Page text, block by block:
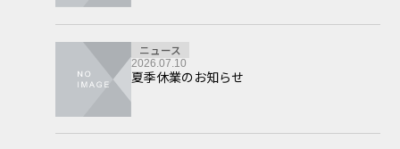
ニュース
2026.07.10
夏季休業のお知らせ